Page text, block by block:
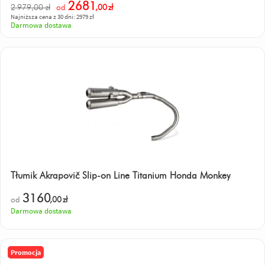
2 979,00 zł od 2681,00zł
Najniższa cena z 30 dni: 2979 zł
Darmowa dostawa
Tłumik Akrapovič Slip-on Line Titanium Honda Monkey
od 3160,00zł
Darmowa dostawa
Promocja